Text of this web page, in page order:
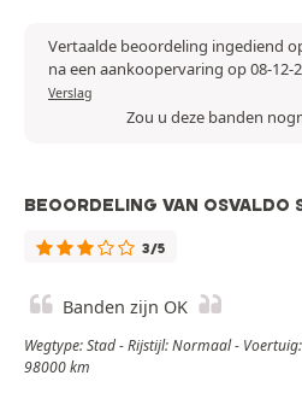
Vertaalde beoordeling ingediend
na een aankoopervaring op 08-12-
Verslag
Zou u deze banden
BEOORDELING VAN OSVALDO
3/5
Banden zijn OK
Wegtype: Stad - Rijstijl: Normaal -
98000 km